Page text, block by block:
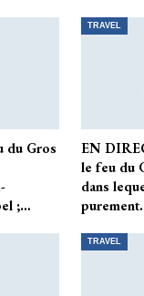
du Gros
;…
TRAVEL
EN
le feu du
dans
TRAVEL